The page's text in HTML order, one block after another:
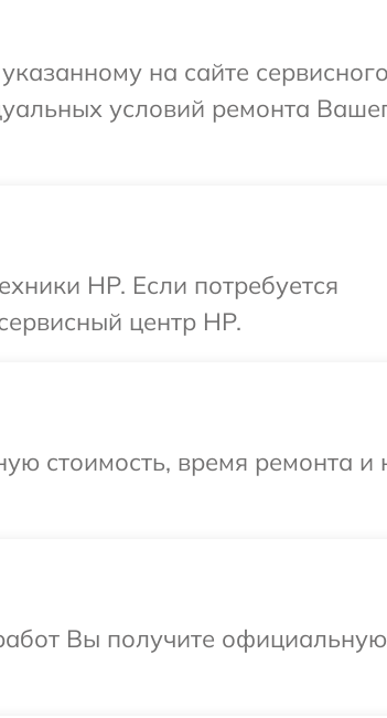
на сайте
условий ремонта
HP. Если потребуется
центр HP.
стоимость, время ремонта и
Вы получите официальную